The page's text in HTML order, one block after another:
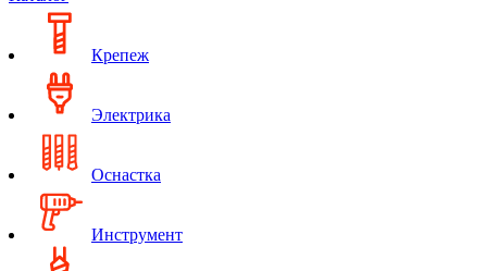
Крепеж
Электрика
Оснастка
Инструмент